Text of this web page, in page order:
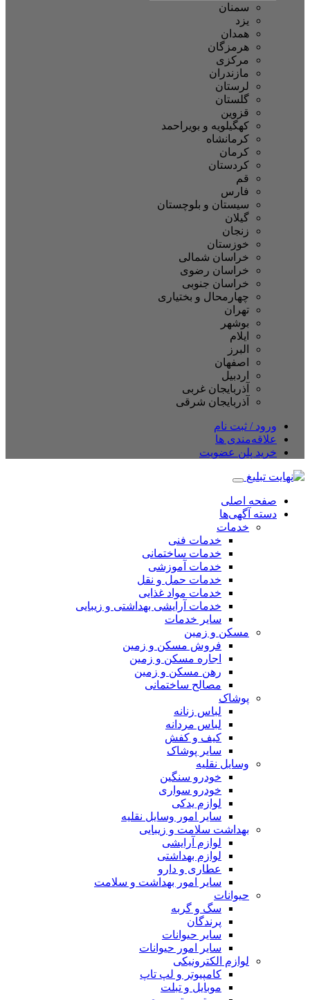
سمنان
یزد
همدان
هرمزگان
مرکزی
مازندران
لرستان
گلستان
قزوین
کهگیلویه و بویراحمد
کرمانشاه
کرمان
کردستان
قم
فارس
سیستان و بلوچستان
گیلان
زنجان
خوزستان
خراسان شمالی
خراسان رضوی
خراسان جنوبی
چهارمحال و بختیاری
تهران
بوشهر
ایلام
البرز
اصفهان
اردبیل
آذربایجان غربی
آذربایجان شرقی
ورود / ثبت نام
علاقه‌مندی ها
خرید پلن عضویت
صفحه اصلی
دسته آگهی‌ها
خدمات
خدمات فنی
خدمات ساختمانی
خدمات آموزشی
خدمات حمل و نقل
خدمات مواد غذایی
خدمات آرایشی بهداشتی و زیبایی
سایر خدمات
مسکن و زمین
فروش مسکن و زمین
اجاره مسکن و زمین
رهن مسکن و زمین
مصالح ساختمانی
پوشاک
لباس زنانه
لباس مردانه
کیف و کفش
سایر پوشاک
وسایل نقلیه
خودرو سنگین
خودرو سواری
لوازم یدکی
سایر امور وسایل نقلیه
بهداشت سلامت و زیبایی
لوازم آرایشی
لوازم بهداشتی
عطاری و دارو
سایر امور بهداشت و سلامت
حیوانات
سگ و گربه
پرندگان
سایر حیوانات
سایر امور حیوانات
لوازم الکترونیکی
کامپیوتر و لپ تاپ
موبایل و تبلت